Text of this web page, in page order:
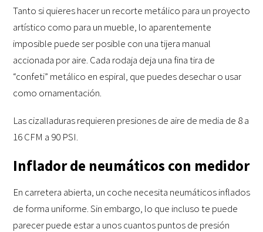
Tanto si quieres hacer un recorte metálico para un proyecto
artístico como para un mueble, lo aparentemente
imposible puede ser posible con una tijera manual
accionada por aire. Cada rodaja deja una fina tira de
“confeti” metálico en espiral, que puedes desechar o usar
como ornamentación.
Las cizalladuras requieren presiones de aire de media de 8 a
16 CFM a 90 PSI.
Inflador de neumáticos con medidor
En carretera abierta, un coche necesita neumáticos inflados
de forma uniforme. Sin embargo, lo que incluso te puede
parecer puede estar a unos cuantos puntos de presión